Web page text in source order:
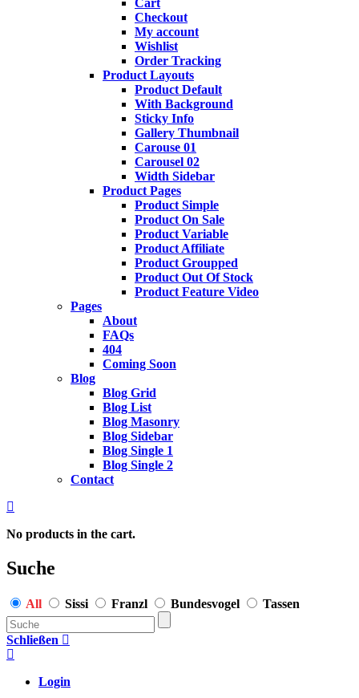
Cart
Checkout
My account
Wishlist
Order Tracking
Product Layouts
Product Default
With Background
Sticky Info
Gallery Thumbnail
Carouse 01
Carousel 02
Width Sidebar
Product Pages
Product Simple
Product On Sale
Product Variable
Product Affiliate
Product Groupped
Product Out Of Stock
Product Feature Video
Pages
About
FAQs
404
Coming Soon
Blog
Blog Grid
Blog List
Blog Masonry
Blog Sidebar
Blog Single 1
Blog Single 2
Contact
No products in the cart.
Suche
All Sissi Franzl Bundesvogel Tassen
Schließen
Login